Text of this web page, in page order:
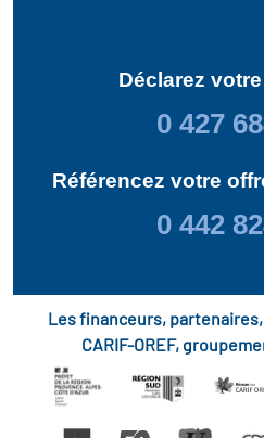
Déclarez
0 427
Référencez votre
0 442
Les financeurs,
CARIF-OREF,